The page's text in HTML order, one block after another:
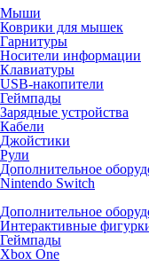
Мыши
Коврики для мышек
Гарнитуры
Носители информации
Клавиатуры
USB-накопители
Геймпады
Зарядные устройства
Кабели
Джойстики
Рули
Дополнительное
Nintendo Switch
Дополнительное
Интерактивные
Геймпады
Xbox One